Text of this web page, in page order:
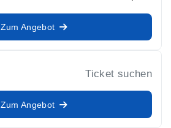
Zum Angebot
Ticket suchen
Zum Angebot